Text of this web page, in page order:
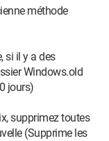
méthode
si il y a des
Windows.old
jours)
supprimez toutes
(Supprime les